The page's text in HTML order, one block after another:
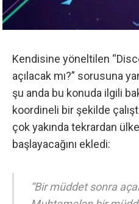
Kendisine yöneltilen
açılacak mı?” sorusuna
şu anda bu konuda ilgili
koordineli bir şekilde
çok yakında tekrardan
başlayacağını ekledi:
“Bir müddet sonra